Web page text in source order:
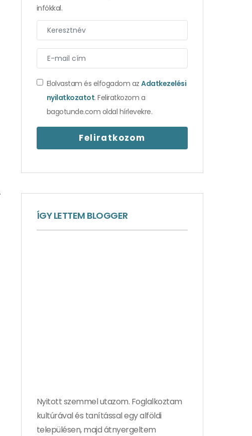
infókkal.
Elolvastam és elfogadom azAdatkezelési
nyilatkozatot. Feliratkozom a
bagotunde.com oldal hírlevekre.
ÍGY LETTEM BLOGGER
Nyitott szemmel utazom. Foglalkoztam
kultúrával és tanítással egy alföldi
településen, majd átnyergeltem